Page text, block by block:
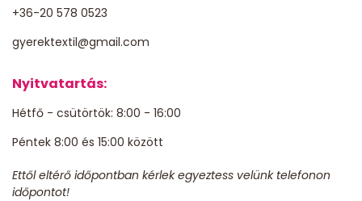
+36-20 578 0523
gyerektextil@gmail.com
Nyitvatartás:
Hétfő - csütörtök: 8:00 - 16:00
Péntek 8:00 és 15:00 között
Ettől eltérő időpontban kérlek egyeztess velünk telefonon
időpontot!